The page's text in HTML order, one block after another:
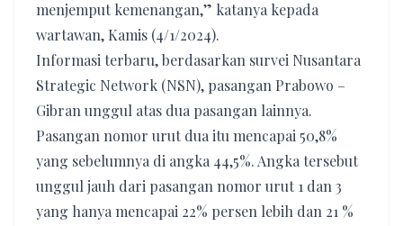
menjemput kemenangan,” katanya kepada
wartawan, Kamis (4/1/2024).
Informasi terbaru, berdasarkan survei Nusantara
Strategic Network (NSN), pasangan Prabowo –
Gibran unggul atas dua pasangan lainnya.
Pasangan nomor urut dua itu mencapai 50,8%
yang sebelumnya di angka 44,5%. Angka tersebut
unggul jauh dari pasangan nomor urut 1 dan 3
yang hanya mencapai 22% persen lebih dan 21 %